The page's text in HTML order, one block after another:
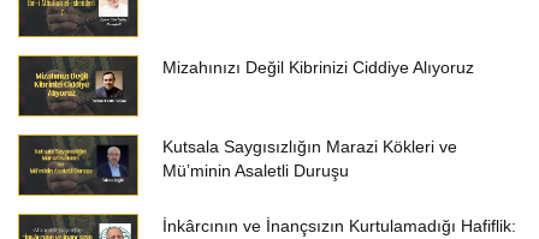
Mizahınızı Değil Kibrinizi Ciddiye Alıyoruz
Kutsala Saygısızlığın Marazi Kökleri ve
Mü’minin Asaletli Duruşu
İnkârcının ve İnançsızın Kurtulamadığı Hafiflik: